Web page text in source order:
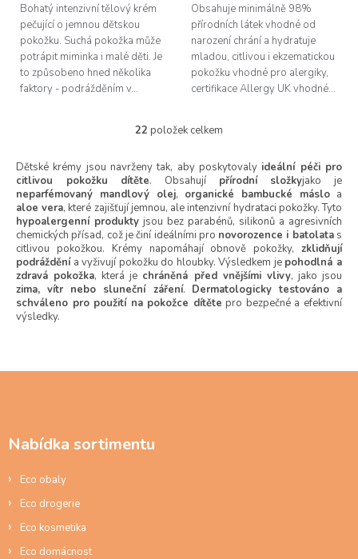
Bohatý intenzivní tělový krém
pečující o jemnou dětskou
pokožku. Suchá pokožka může
potrápit miminka i malé děti. Je
to způsobeno hned několika
faktory - podrážděním v...
Obsahuje minimálně 98%
přírodních látek vhodné od
narození chrání a hydratuje
mladou, citlivou i ekzematickou
pokožku vhodné pro alergiky,
certifikace Allergy UK vhodné...
O
l
á
d
a
c
í
p
r
v
k
22 položek celkem
Dětské krémy jsou navrženy tak, aby poskytovaly ideální péči pro
citlivou pokožku dítěte. Obsahují přírodní složkyjako je
neparfémovaný mandlový olej, organické bambucké máslo a
aloe vera, které zajišťují jemnou, ale intenzivní hydrataci pokožky. Tyto
hypoalergenní produkty jsou bez parabénů, silikonů a agresivních
chemických přísad, což je činí ideálními pro novorozence i batolatas
citlivou pokožkou. Krémy napomáhají obnově pokožky, zklidňují
podrážděnía vyživují pokožku do hloubky. Výsledkem je pohodlná a
zdravá pokožka, která je chráněná před vnějšími vlivy, jako jsou
zima, vítr nebo sluneční záření. Dermatologicky testováno a
schváleno pro použití na pokožce dítěte pro bezpečné a efektivní
výsledky.
Nabídka sortimentu
Eco obaly
Eco drogerie
Eco kosmetika
Eco domácnost